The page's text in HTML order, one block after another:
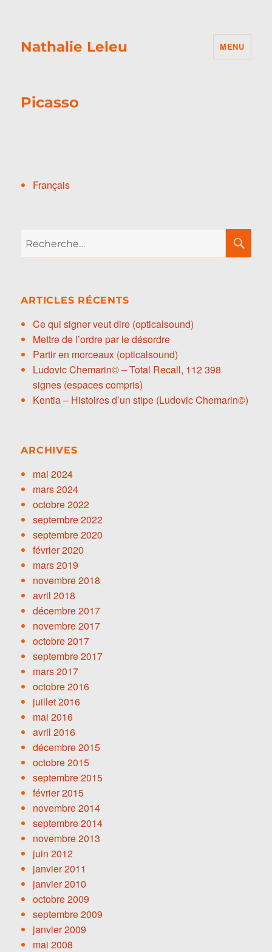
Nathalie Leleu MENU
Picasso
Français
pour :
ARTICLES RÉCENTS
Ce qui signer veut dire (opticalsound)
Mettre de l’ordre par le désordre
Partir en morceaux (opticalsound)
Ludovic Chemarin© – Total Recall, 112 398
signes (espaces compris)
Kentia – Histoires d’un stipe (Ludovic Chemarin©)
ARCHIVES
mai 2024
mars 2024
octobre 2022
septembre 2022
septembre 2020
février 2020
mars 2019
novembre 2018
avril 2018
décembre 2017
novembre 2017
octobre 2017
septembre 2017
mars 2017
octobre 2016
juillet 2016
mai 2016
avril 2016
décembre 2015
octobre 2015
septembre 2015
février 2015
novembre 2014
septembre 2014
novembre 2013
juin 2012
janvier 2011
janvier 2010
octobre 2009
septembre 2009
janvier 2009
mai 2008